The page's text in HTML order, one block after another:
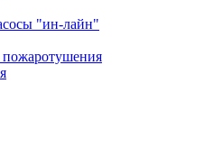
"ин-лайн"